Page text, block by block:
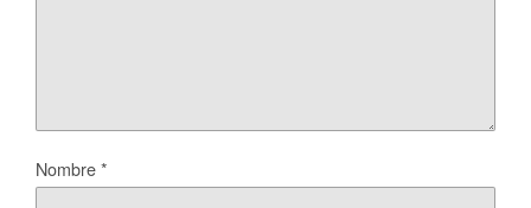
Nombre*